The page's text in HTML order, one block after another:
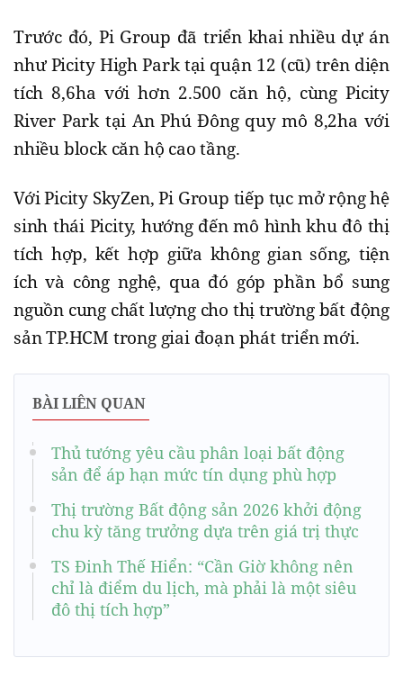
Trước đó, Pi Group đã triển khai nhiều dự án
như Picity High Park tại quận 12 (cũ) trên diện
tích 8,6ha với hơn 2.500 căn hộ, cùng Picity
River Park tại An Phú Đông quy mô 8,2ha với
nhiều block căn hộ cao tầng.
Với Picity SkyZen, Pi Group tiếp tục mở rộng hệ
sinh thái Picity, hướng đến mô hình khu đô thị
tích hợp, kết hợp giữa không gian sống, tiện
ích và công nghệ, qua đó góp phần bổ sung
nguồn cung chất lượng cho thị trường bất động
sản TP.HCM trong giai đoạn phát triển mới.
BÀI LIÊN QUAN
Thủ tướng yêu cầu phân loại bất động
sản để áp hạn mức tín dụng phù hợp
Thị trường Bất động sản 2026 khởi động
chu kỳ tăng trưởng dựa trên giá trị thực
TS Đinh Thế Hiển: “Cần Giờ không nên
chỉ là điểm du lịch, mà phải là một siêu
đô thị tích hợp”